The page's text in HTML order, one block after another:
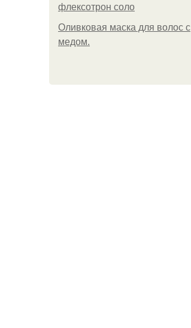
флексотрон соло
Оливковая маска для волос с
медом.